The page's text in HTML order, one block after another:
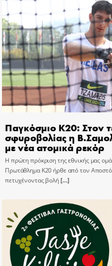
Παγκόσμιο Κ20: Στον
σφυροβολίας η
με νέα ατομικά ρεκόρ
Η πρώτη πρόκριση της εθνικής μας
Πρωτάθλημα Κ20 ήρθε από τον
πετυχένοντας βολή[…]